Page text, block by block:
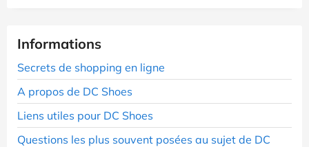
Informations
Secrets de shopping en ligne
A propos de DC Shoes
Liens utiles pour DC Shoes
Questions les plus souvent posées au sujet de DC